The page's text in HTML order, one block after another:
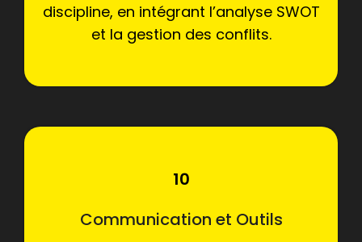
discipline, en intégrant l’analyse SWOT
et la gestion des conflits.
10
Communication et Outils